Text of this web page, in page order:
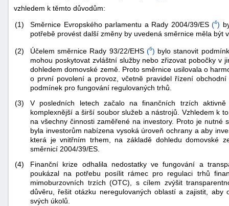
vzhledem k těmto důvodům:
(1)
Směrnice Evropského parlamentu a Rady 2004/39/ES(4)
potřebě provést další změny by uvedená směrnice měla být
(2) Účelem směrnice Rady 93/22/EHS(6) bylo stanovit
mohou poskytovat zvláštní služby nebo zřizovat pobočky v
dohledem domovské země. Proto směrnice usilovala o
o první povolení a provoz, včetně pravidel řízení
podmínek pro fungování regulovaných trhů.
(3)
V posledních letech začalo na finančních trzích
komplexnější a širší soubor služeb a nástrojů. Vzhledem k
na všechny činnosti zaměřené na investory. Proto je nutné
byla investorům nabízena vysoká úroveň ochrany a aby
která je vnitřním trhem, na základě dohledu domovské
směrnicí 2004/39/ES.
(4)
Finanční krize odhalila nedostatky ve fungování a
poukázal na potřebu posílit rámec pro regulaci trhů
mimoburzovních trzích (OTC), s cílem zvýšit
důvěru, řešit otázku neregulovaných oblastí a zajistit,
svých úkolů.